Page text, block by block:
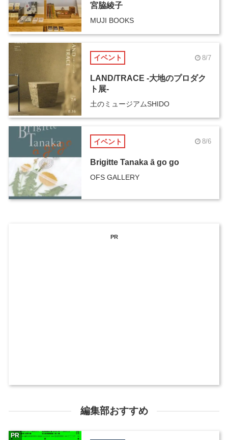
宮脇綾子
MUJI BOOKS
イベント 8/7
LAND/TRACE -大地のプロダク
ト展-
土のミュージアムSHIDO
イベント 8/6
Brigitte Tanaka ā go go
OFS GALLERY
PR
編集部おすすめ
PR